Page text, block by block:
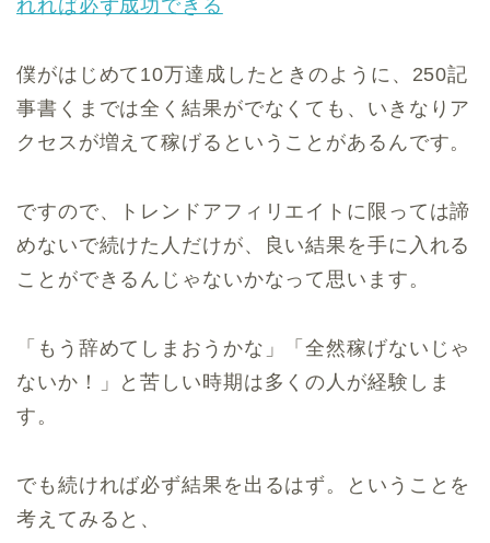
れれば必ず成功できる
僕がはじめて10万達成したときのように、250記
事書くまでは全く結果がでなくても、いきなりア
クセスが増えて稼げるということがあるんです。
ですので、トレンドアフィリエイトに限っては諦
めないで続けた人だけが、良い結果を手に入れる
ことができるんじゃないかなって思います。
「もう辞めてしまおうかな」「全然稼げないじゃ
ないか！」と苦しい時期は多くの人が経験しま
す。
でも続ければ必ず結果を出るはず。ということを
考えてみると、